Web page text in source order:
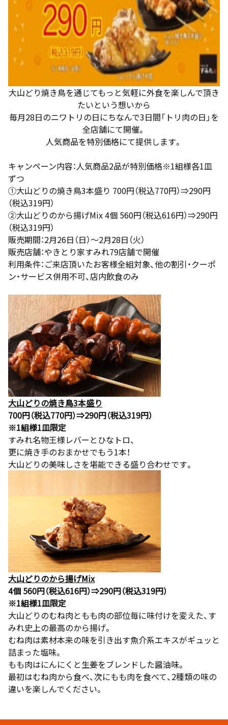
大山どり焼き鳥を通じてもっと気軽に外食を楽しんで頂き
たいという想いから
毎月28日のニワトリの日にちなんで3日間「トリ肉の日」を
全店舗にて開催。
人気商品を特別価格にて提供します。
キャンペーン内容：人気商品2品が特別価格※1組様各1皿
ずつ
①大山どりの焼き鳥3本盛り 700円（税込770円）⇒290円
（税込319円）
②大山どりのから揚げMix 4個 560円（税込616円）⇒290円
（税込319円）
販売期間：2月26日（日）～2月28日（火）
販売店舗：やきとり家すみれ79店舗で開催
利用条件：ご来店頂いたお客様全組対象、他の割引・クーポ
ン・サービス併用不可、店内飲食のみ
大山どりの焼き鳥3本盛り
700円（税込770円）⇒290円（税込319円）
※1組様1皿限定
すみれ名物王様レバーとひなトロ、
更に焼き手のおまかせでもう1本！
大山どりの美味しさを堪能できる盛り合わせです。
大山どりのから揚げMix
4個 560円（税込616円）⇒290円（税込319円）
※1組様1皿限定
大山どりのむね肉ともも肉の部位毎に味付けを変えた、す
みれ史上の最高のから揚げ。
むね肉は素材本来の味を引き出す魚介系エキスがギュッと
詰まった塩味。
もも肉はにんにくと生姜をブレンドした醤油味。
最初はむね肉から食べ、次にもも肉を食べて、2種類の味の
違いを楽しんでください。